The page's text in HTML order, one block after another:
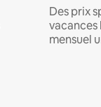
Des prix
mensuel